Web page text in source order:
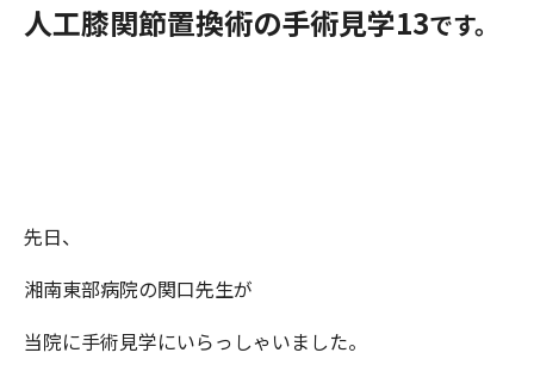
人工膝関節置換術の手術見学13です。
先日、
湘南東部病院の関口先生が
当院に手術見学にいらっしゃいました。